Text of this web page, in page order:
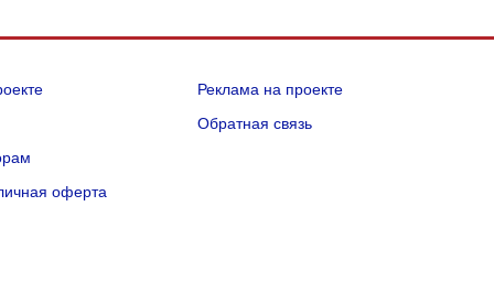
оферта
Реклама на проекте
Обратная связь